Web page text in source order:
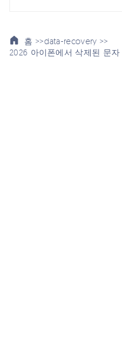
홈 >>data-recovery >>
2026 아이폰에서 삭제된 문